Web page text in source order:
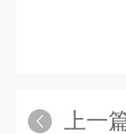
上一